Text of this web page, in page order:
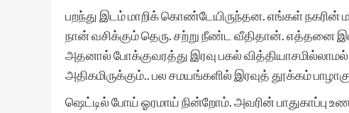
பறந்து இடம் மாறிக் கொண்டேயிருந்தன. எங்கள் நகரின்
நான் வசிக்கும் தெரு. சற்று நீண்ட வீதிதான். எத்தனை
அதனால் போக்குவரத்து இரவு பகல்
அதிகமிருக்கும்.. பல சமயங்களில் இரவுத் தூக்கம்
ஷெட்டில் போய் ஓரமாய் நின்றோம். அவரின் பாதுகாப்பு